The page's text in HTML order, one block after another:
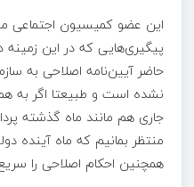
این عضو کمیسیون اجتماعی
پیگیری‌هایی که در این زمینه
حاضر آیین‌نامه اصلاحی به
نشده است و طبیعتا اگر به
جاری هم مانند ماه گذشته
منتظر بمانیم که ماه آینده
همچنین احکام اصلاحی را